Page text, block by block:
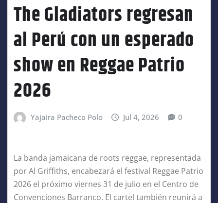
The Gladiators regresan
al Perú con un esperado
show en Reggae Patrio
2026
Yajaira Pacheco Polo Jul 4, 2026 0
La banda jamaicana de roots reggae, representada
por Al Griffiths, encabezará el festival Reggae Patrio
2026 el próximo viernes 31 de julio en el Centro de
Convenciones Barranco. El cartel también reunirá a